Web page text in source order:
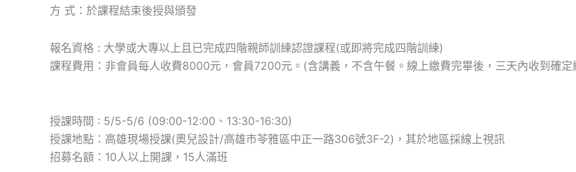
方 式：於課程結束後授與頒發
報名資格 : 大學或大專以上且已完成四階親師訓練認證課程(或即將完成四階訓練)
課程費用：非會員每人收費8000元，會員7200元。(含講義，不含午餐。線上繳費完畢後，三天內收到確
授課時間 : 5/5-5/6 (09:00-12:00、13:30-16:30)
授課地點：高雄現場授課(奧兒設計/高雄市苓雅區中正一路306號3F-2)，其於地區採線上視訊
招募名額：10人以上開課，15人滿班